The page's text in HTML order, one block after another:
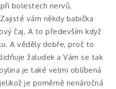
bolestech nervů,
vám někdy babička
čaj. A to především když
A věděly dobře, proč to
žaludek a Vám se tak
je také velmi oblíbená
je poměrně nenáročná